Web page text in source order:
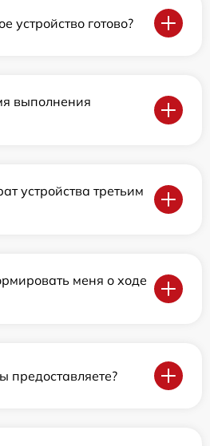
устройство готово?
выполнения
устройства третьим
меня о ходе
предоставляете?